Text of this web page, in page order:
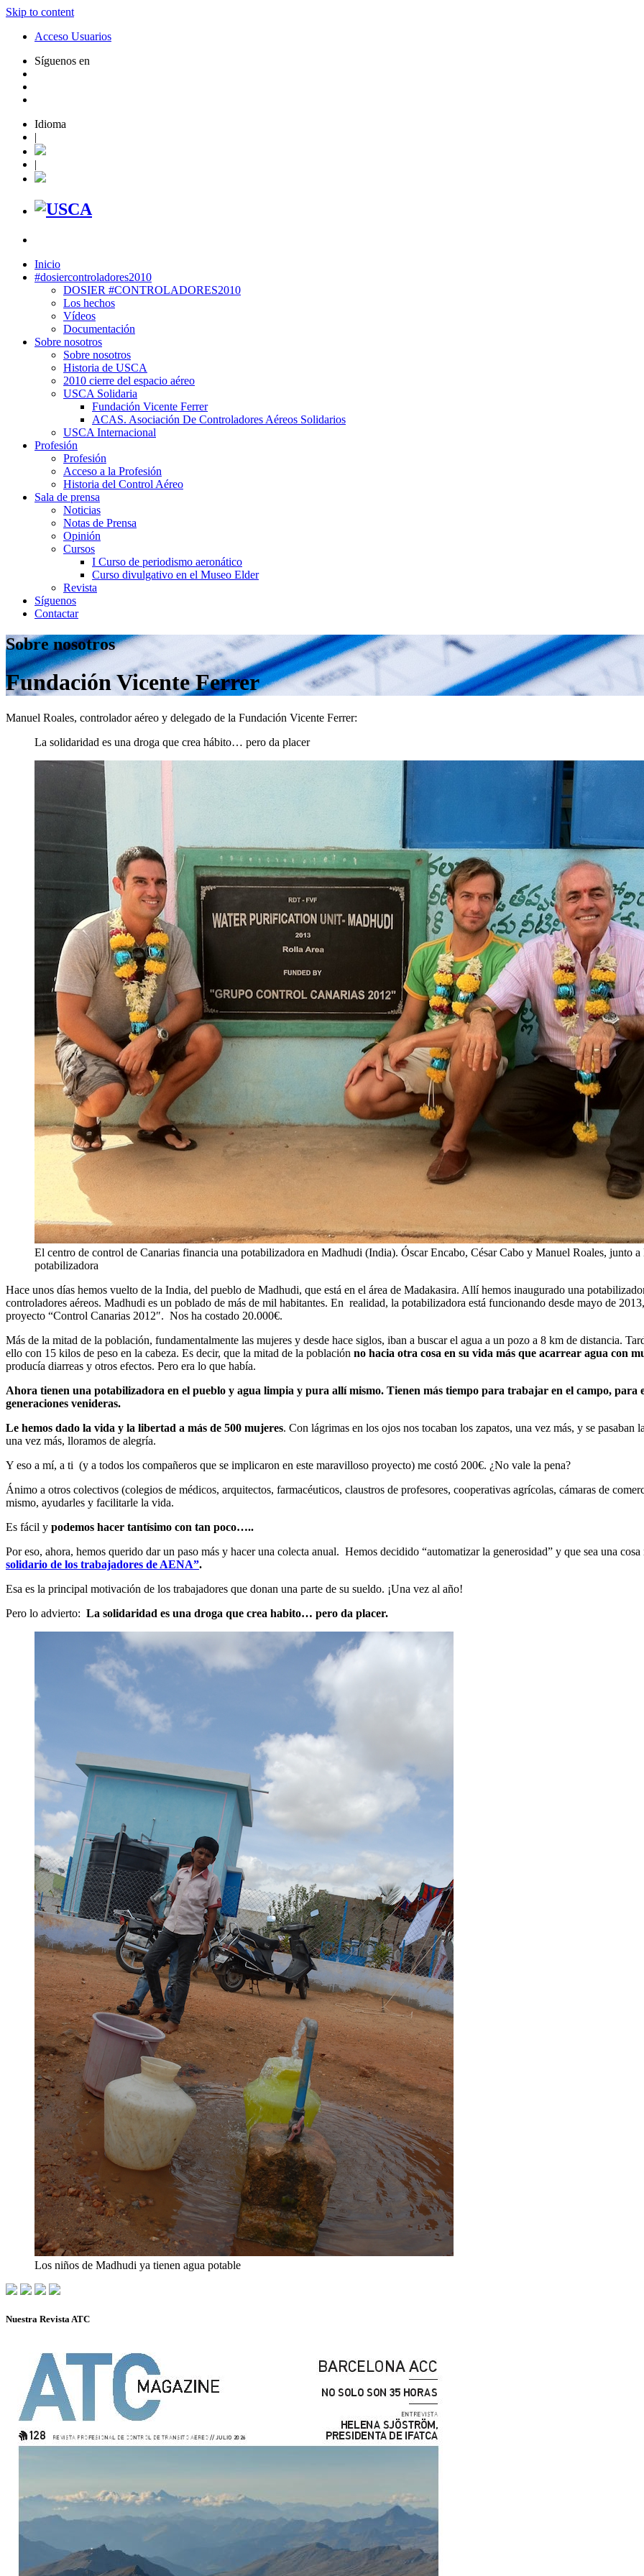
Skip to content
Acceso Usuarios
Síguenos en
Idioma
|
|
Inicio
#dosiercontroladores2010
DOSIER #CONTROLADORES2010
Los hechos
Vídeos
Documentación
Sobre nosotros
Sobre nosotros
Historia de USCA
2010 cierre del espacio aéreo
USCA Solidaria
Fundación Vicente Ferrer
ACAS. Asociación De Controladores Aéreos Solidarios
USCA Internacional
Profesión
Profesión
Acceso a la Profesión
Historia del Control Aéreo
Sala de prensa
Noticias
Notas de Prensa
Opinión
Cursos
I Curso de periodismo aeronático
Curso divulgativo en el Museo Elder
Revista
Síguenos
Contactar
Sobre nosotros
Fundación Vicente Ferrer
Manuel Roales, controlador aéreo y delegado de la Fundación Vicente Ferrer:
La solidaridad es una droga que crea hábito… pero da placer
El centro de control de Canarias financia una potabilizadora en Madhudi (India). Óscar Encabo, César Cabo y Manuel Roales, junto a
potabilizadora
Hace unos días hemos vuelto de la India, del pueblo de Madhudi, que está en el área de Madakasira. Allí hemos inaugurado una
controladores aéreos. Madhudi es un poblado de más de mil habitantes. En realidad, la potabilizadora está funcionando desde mayo de
proyecto “Control Canarias 2012″. Nos ha costado 20.000€.
Más de la mitad de la población, fundamentalmente las mujeres y desde hace siglos, iban a buscar el agua a un pozo a 8 km de distancia.
ello con 15 kilos de peso en la cabeza. Es decir, que la mitad de la población no hacia otra cosa en su vida más que acarrear agua con
producía diarreas y otros efectos. Pero era lo que había.
Ahora tienen una potabilizadora en el pueblo y agua limpia y pura allí mismo. Tienen más tiempo para trabajar en el campo,
generaciones venideras.
Le hemos dado la vida y la libertad a más de 500 mujeres. Con lágrimas en los ojos nos tocaban los zapatos, una vez más, y se
una vez más, lloramos de alegría.
Y eso a mí, a ti (y a todos los compañeros que se implicaron en este maravilloso proyecto) me costó 200€. ¿No vale la pena?
Ánimo a otros colectivos (colegios de médicos, arquitectos, farmacéuticos, claustros de profesores, cooperativas agrícolas, cámaras de
mismo, ayudarles y facilitarle la vida.
Es fácil y podemos hacer tantísimo con tan poco…..
Por eso, ahora, hemos querido dar un paso más y hacer una colecta anual. Hemos decidido “automatizar la generosidad” y que sea una
solidario de los trabajadores de AENA”.
Esa es la principal motivación de los trabajadores que donan una parte de su sueldo. ¡Una vez al año!
Pero lo advierto: La solidaridad es una droga que crea habito… pero da placer.
Los niños de Madhudi ya tienen agua potable
Nuestra Revista ATC